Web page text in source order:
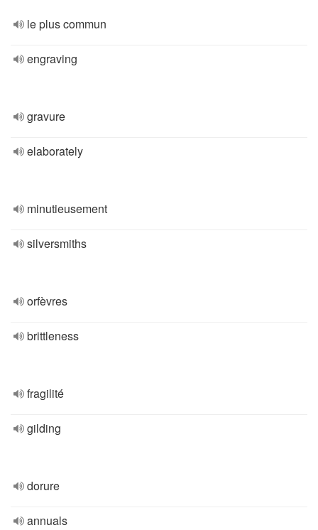
le plus commun
engraving
gravure
elaborately
minutieusement
silversmiths
orfèvres
brittleness
fragilité
gilding
dorure
annuals